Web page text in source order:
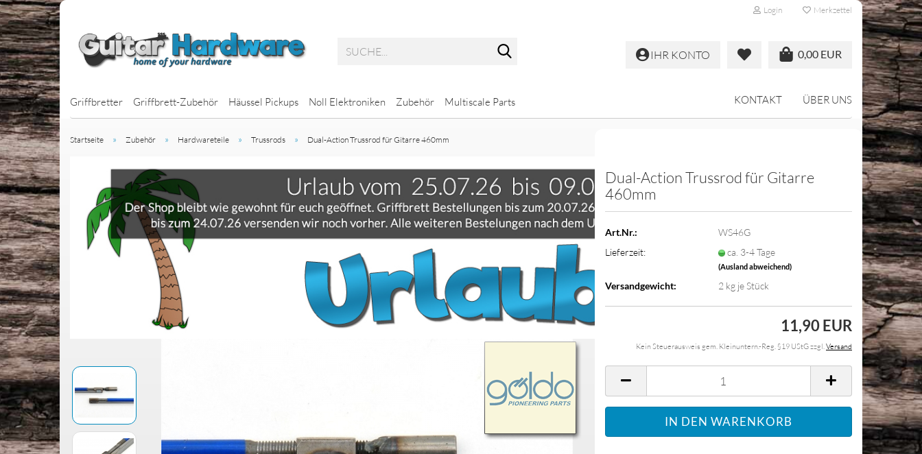
Login Merkzettel
0,00 EUR
IHR KONTO
Griffbretter Griffbrett-Zubehör
Jescar Bunddraht
Häussel Pickups
J-Bass Pickups
P-Bass Pickups
BassBars
MM-Style Pickups
Noll Elektroniken Zubehör
Potis mit glatter Achse
Potis mit geriffelter Achse
Potiknöpfe für geriffelte
Multiscale Parts
Multiscale Bass
Multiscale Gitarre
KONTAKT ÜBER UNS
Startseite » Zubehör » Hardwareteile » Trussrods » Dual-Action Trussrod für Gitarre 460mm
Dual-Action Trussrod für Gitarre
460mm
Art.Nr.:
WS46G
Lieferzeit:
ca. 3-4 Tage
(Ausland abweichend)
Versandgewicht: 2 kg je Stück
11,90 EUR
Kein Steuerausweis gem. Kleinuntern.-Reg. §19 UStG zzgl.Versand